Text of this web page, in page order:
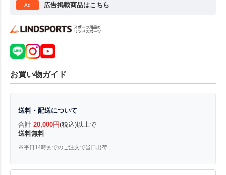
Ad 広告掲載商品はこちら
お買い物ガイド
送料・配送について
合計 20,000円(税込)以上で
送料無料
※平日14時までのご注文で当日出荷